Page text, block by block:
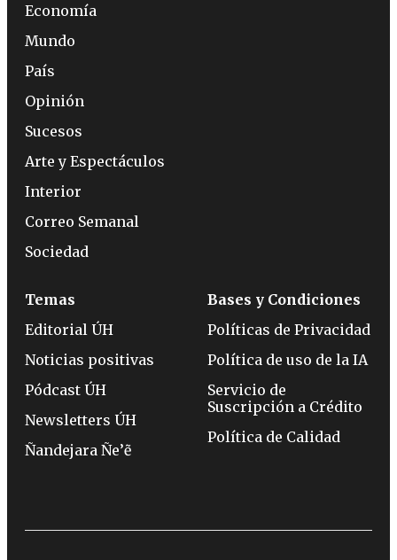
Economía
Mundo
País
Opinión
Sucesos
Arte y Espectáculos
Interior
Correo Semanal
Sociedad
Temas
Editorial ÚH
Noticias positivas
Pódcast ÚH
Newsletters ÚH
Ñandejara Ñe’ẽ
Bases y Condiciones
Políticas de Privacidad
Política de uso de la IA
Servicio de
Suscripción a Crédito
Política de Calidad